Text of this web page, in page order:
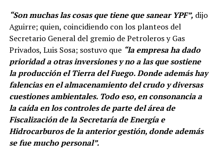
“Son muchas las cosas que tiene que sanear YPF”, dijo
Aguirre; quien, coincidiendo con los planteos del
Secretario General del gremio de Petroleros y Gas
Privados, Luis Sosa; sostuvo que “la empresa ha dado
prioridad a otras inversiones y no a las que sostiene
la producción el Tierra del Fuego. Donde además hay
falencias en el almacenamiento del crudo y diversas
cuestiones ambientales. Todo eso, en consonancia a
la caída en los controles de parte del área de
Fiscalización de la Secretaría de Energía e
Hidrocarburos de la anterior gestión, donde además
se fue mucho personal”.